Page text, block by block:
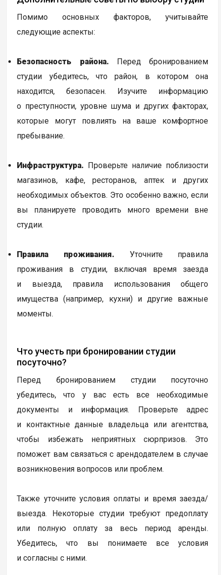
Помимо основных факторов, учитывайте
следующие аспекты:
Безопасность района. Перед бронированием
студии убедитесь, что район, в котором она
находится, безопасен. Изучите информацию
о преступности, уровне шума и других факторах,
которые могут повлиять на ваше комфортное
пребывание.
Инфраструктура. Проверьте наличие поблизости
магазинов, кафе, ресторанов, аптек и других
необходимых объектов. Это особенно важно, если
вы планируете проводить много времени вне
студии.
Правила проживания. Уточните правила
проживания в студии, включая время заезда
и выезда, правила использования общего
имущества (например, кухни) и другие важные
моменты.
Что учесть при бронировании студии
посуточно?
Перед бронированием студии посуточно
убедитесь, что у вас есть все необходимые
документы и информация. Проверьте адрес
и контактные данные владельца или агентства,
чтобы избежать неприятных сюрпризов. Это
поможет вам связаться с арендодателем в случае
возникновения вопросов или проблем.
Также уточните условия оплаты и время заезда/
выезда. Некоторые студии требуют предоплату
или полную оплату за весь период аренды.
Убедитесь, что вы понимаете все условия
и согласны с ними.